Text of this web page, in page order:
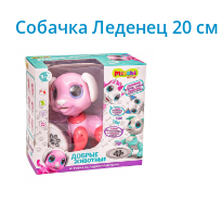
Собачка Леденец 20